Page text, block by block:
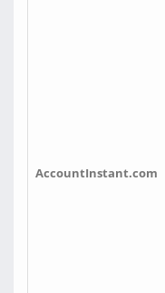
AccountInstant.com